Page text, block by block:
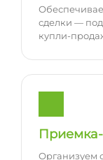
сделки —
купли-
Организуем